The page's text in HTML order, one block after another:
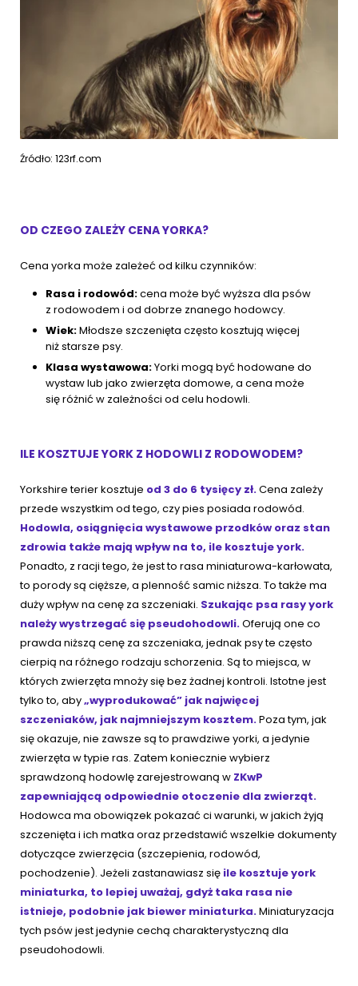
Źródło: 123rf.com
OD CZEGO ZALEŻY CENA YORKA?
Cena yorka może zależeć od kilku czynników:
Rasa i rodowód:cena może być wyższa dla psów
z rodowodem i od dobrze znanego hodowcy.
Wiek:Młodsze szczenięta często kosztują więcej
niż starsze psy.
Klasa wystawowa:Yorki mogą być hodowane do
wystaw lub jako zwierzęta domowe, a cena może
się różnić w zależności od celu hodowli.
ILE KOSZTUJE YORK Z HODOWLI Z RODOWODEM?
Yorkshire terier kosztuje od 3 do 6 tysięcy zł.Cena zależy
przede wszystkim od tego, czy pies posiada rodowód.
Hodowla, osiągnięcia wystawowe przodków oraz stan
zdrowia także mają wpływ na to, ile kosztuje york.
Ponadto, z racji tego, że jest to rasa miniaturowa-karłowata,
to porody są cięższe, a plenność samic niższa. To także ma
duży wpływ na cenę za szczeniaki. Szukając psa rasy york
należy wystrzegać się pseudohodowli.Oferują one co
prawda niższą cenę za szczeniaka, jednak psy te często
cierpią na różnego rodzaju schorzenia. Są to miejsca, w
których zwierzęta mnoży się bez żadnej kontroli. Istotne jest
tylko to, aby„wyprodukować” jak najwięcej
szczeniaków, jak najmniejszym kosztem.Poza tym, jak
się okazuje, nie zawsze są to prawdziwe yorki, a jedynie
zwierzęta w typie ras. Zatem koniecznie wybierz
sprawdzoną hodowlę zarejestrowaną w ZKwP
zapewniającą odpowiednie otoczenie dla zwierząt.
Hodowca ma obowiązek pokazać ci warunki, w jakich żyją
szczenięta i ich matka oraz przedstawić wszelkie dokumenty
dotyczące zwierzęcia (szczepienia, rodowód,
pochodzenie). Jeżeli zastanawiasz się ile kosztuje york
miniaturka, to lepiej uważaj, gdyż taka rasa nie
istnieje, podobnie jak biewer miniaturka.Miniaturyzacja
tych psów jest jedynie cechą charakterystyczną dla
pseudohodowli.